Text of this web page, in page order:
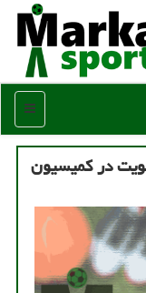
منو
در كمیسیون